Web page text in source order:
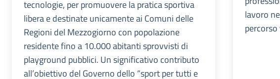
tecnologie, per promuovere la pratica sportiva
libera e destinate unicamente ai Comuni delle
Regioni del Mezzogiorno con popolazione
residente fino a 10.000 abitanti sprovvisti di
playground pubblici. Un significativo contributo
all’obiettivo del Governo dello “sport per tutti e
lavoro